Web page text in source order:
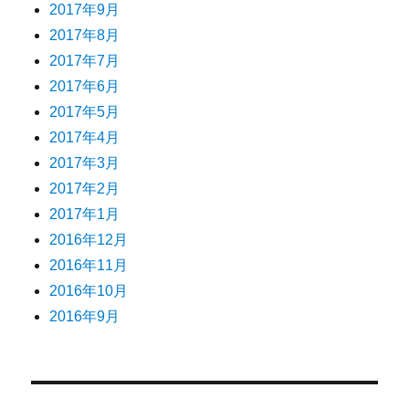
2017年9月
2017年8月
2017年7月
2017年6月
2017年5月
2017年4月
2017年3月
2017年2月
2017年1月
2016年12月
2016年11月
2016年10月
2016年9月